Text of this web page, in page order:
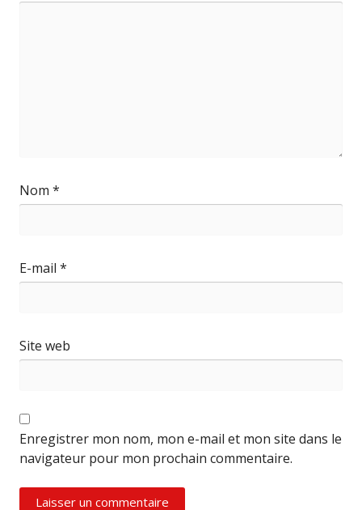
Nom *
E-mail *
Site web
Enregistrer mon nom, mon e-mail et mon site dans le
navigateur pour mon prochain commentaire.